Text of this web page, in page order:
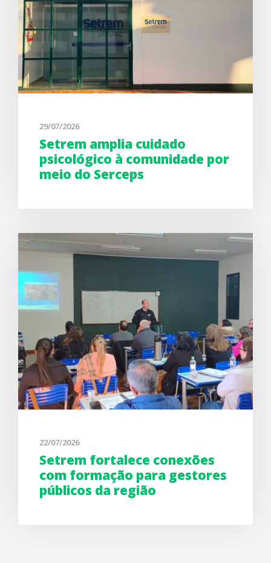
29/07/2026
Setrem amplia cuidado
psicológico à comunidade por
meio do Serceps
22/07/2026
Setrem fortalece conexões
com formação para gestores
públicos da região